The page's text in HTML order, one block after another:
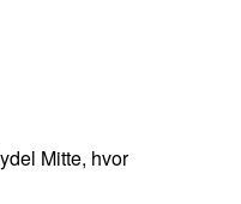
Mitte, hvor